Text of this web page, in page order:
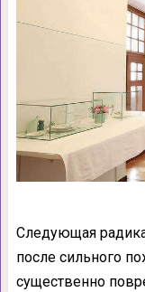
Следующая
после сильного
существенно